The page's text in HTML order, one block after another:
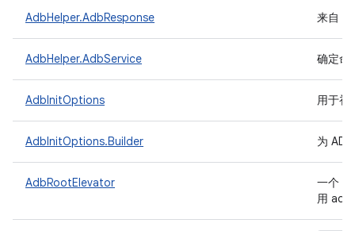
AdbHelper.AdbResponse 来自
AdbHelper.AdbService 确定命
AdbInitOptions 用于
AdbInitOptions.Builder 为
AdbRootElevator 一个
用